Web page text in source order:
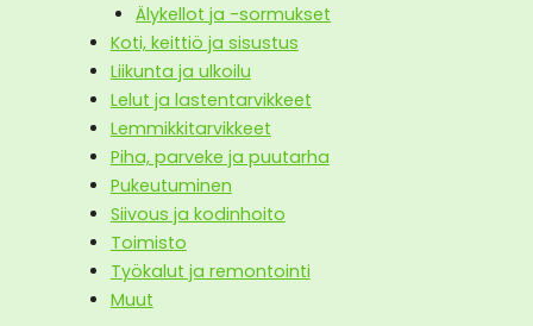
Älykellot ja -sormukset
Koti, keittiö ja sisustus
Liikunta ja ulkoilu
Lelut ja lastentarvikkeet
Lemmikkitarvikkeet
Piha, parveke ja puutarha
Pukeutuminen
Siivous ja kodinhoito
Toimisto
Työkalut ja remontointi
Muut